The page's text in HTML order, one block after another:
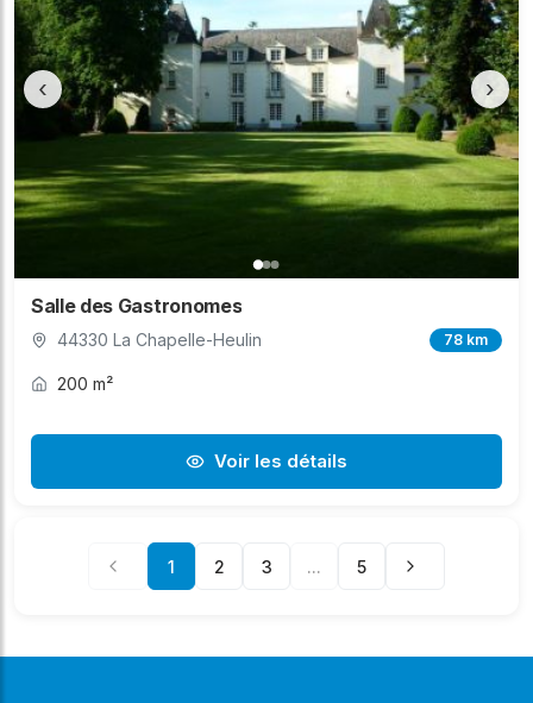
‹ ›
Salle des Gastronomes
44330 La Chapelle-Heulin 78 km
200 m²
Voir les détails
1 2 3 ... 5